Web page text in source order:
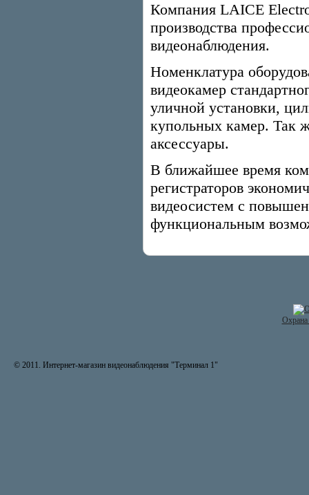
Компания LAICE
производства
видеонаблюдения.
Номенклатура
видеокамер
уличной установки,
купольных камер. Так
аксессуары.
В ближайшее время
регистраторов
видеосистем с
функциональным
© 2011. Интернет-магазин видеонаблюдения "Терминал 1"